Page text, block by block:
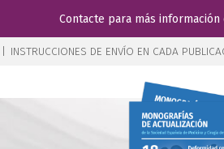
Contacte para más
INSTRUCCIONES DE ENVÍO EN CADA